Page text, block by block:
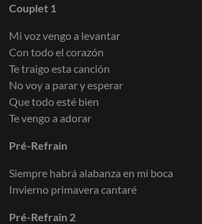
Couplet 1
Mi voz vengo a levantar
Con todo el corazón
Te traigo esta canción
No voy a parar y esperar
Que todo esté bien
Te vengo a adorar
Pré-Refrain
Siempre habrá alabanza en mi boca
Invierno primavera cantaré
Pré-Refrain 2